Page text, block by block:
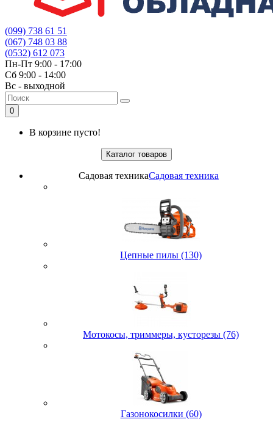
(099) 738 61 51
(067) 748 03 88
(0532) 612 073
Пн-Пт 9:00 - 17:00
Сб 9:00 - 14:00
Вс - выходной
0
В корзине пусто!
Каталог товаров
Садовая техникаСадовая техника
Цепные пилы (130)
Мотокосы, триммеры, кусторезы (76)
Газонокосилки (60)